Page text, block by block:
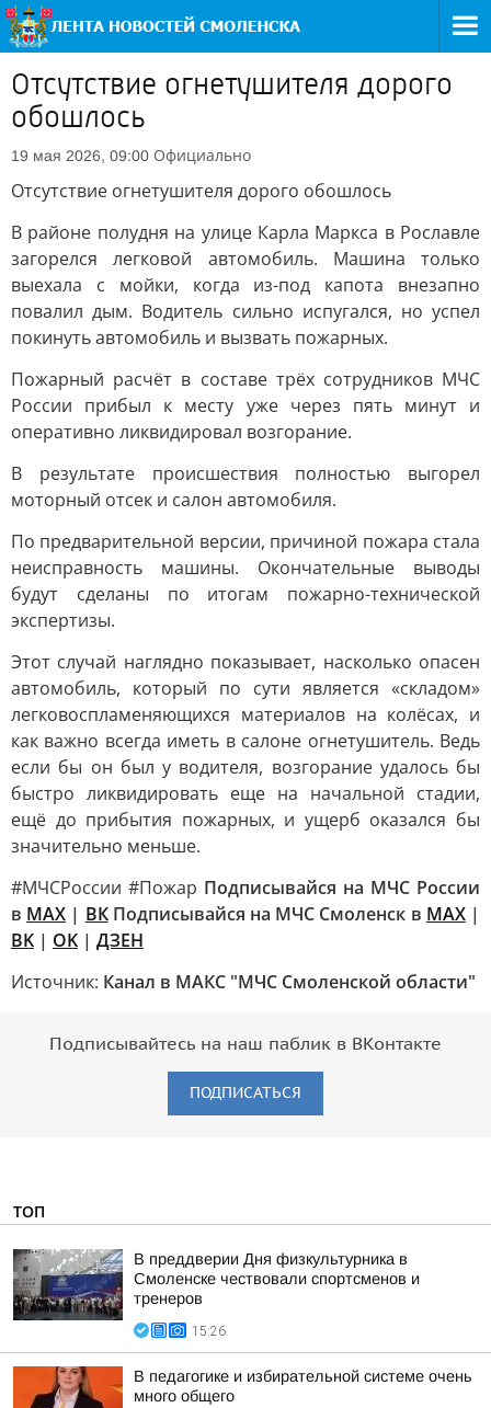
Отсутствие огнетушителя дорого
обошлось
19 мая 2026, 09:00 Официально
Отсутствие огнетушителя дорого обошлось
В районе полудня на улице Карла Маркса в Рославле
загорелся легковой автомобиль. Машина только
выехала с мойки, когда из-под капота внезапно
повалил дым. Водитель сильно испугался, но успел
покинуть автомобиль и вызвать пожарных.
Пожарный расчёт в составе трёх сотрудников МЧС
России прибыл к месту уже через пять минут и
оперативно ликвидировал возгорание.
В результате происшествия полностью выгорел
моторный отсек и салон автомобиля.
По предварительной версии, причиной пожара стала
неисправность машины. Окончательные выводы
будут сделаны по итогам пожарно-технической
экспертизы.
Этот случай наглядно показывает, насколько опасен
автомобиль, который по сути является «складом»
легковоспламеняющихся материалов на колёсах, и
как важно всегда иметь в салоне огнетушитель. Ведь
если бы он был у водителя, возгорание удалось бы
быстро ликвидировать еще на начальной стадии,
ещё до прибытия пожарных, и ущерб оказался бы
значительно меньше.
#МЧСРоссии #Пожар Подписывайся на МЧС России
в MAX | ВКПодписывайся на МЧС Смоленск в MAX|
BK | OK | ДЗЕН
Источник: Канал в МАКС "МЧС Смоленской области"
Подписывайтесь на наш паблик в ВКонтакте
ПОДПИСАТЬСЯ
ТОП
В преддверии Дня физкультурника в
Смоленске чествовали спортсменов и
тренеров
15:26
В педагогике и избирательной системе очень
много общего